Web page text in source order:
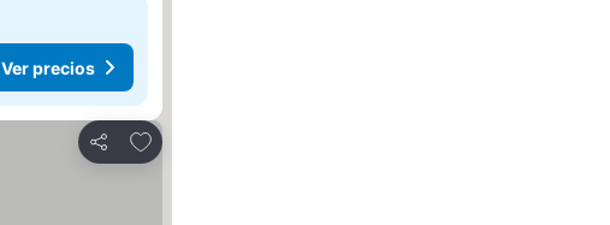
Ver precios
Compartir
Agregar a favoritos